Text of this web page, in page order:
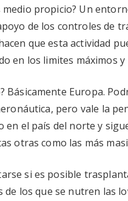
medio propicio? Un
de los controles de
que esta actividad
en los limites máximos
Básicamente Europa.
pero vale la
el país del norte y
otras como las más
si es posible
de los que se nutren las